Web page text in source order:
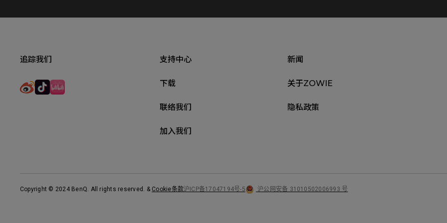
追踪我们 支持中心
下载
联络我们
加入我们
新闻
关于ZOWIE
隐私政策
Copyright © 2024 BenQ. All rights reserved. & Cookie条款沪ICP备17047194号-5 沪公网安备 31010502006993 号